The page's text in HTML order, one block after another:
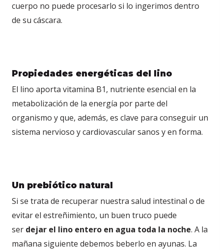
cuerpo no puede procesarlo si lo ingerimos dentro
de su cáscara.
Propiedades energéticas del lino
El lino aporta vitamina B1, nutriente esencial en la
metabolización de la energía por parte del
organismo y que, además, es clave para conseguir un
sistema nervioso y cardiovascular sanos y en forma.
Un prebiótico natural
Si se trata de recuperar nuestra salud intestinal o de
evitar el estreñimiento, un buen truco puede
ser dejar el lino entero en agua toda la noche. A la
mañana siguiente debemos beberlo en ayunas. La